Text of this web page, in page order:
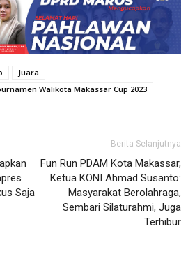
Juara
Walikota Makassar Cup 2023
Saja
Berita Selanjutnya
Fun Run PDAM Kota Makassar,
Ketua KONI Ahmad Susanto:
Masyarakat Berolahraga,
Sembari Silaturahmi, Juga
Terhibur